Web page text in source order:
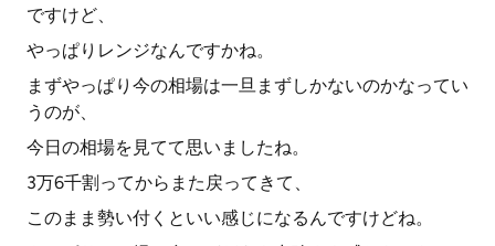
ですけど、
やっぱりレンジなんですかね。
まずやっぱり今の相場は一旦まずしかないのかなってい
うのが、
今日の相場を見てて思いましたね。
3万6千割ってからまた戻ってきて、
このまま勢い付くといい感じになるんですけどね。